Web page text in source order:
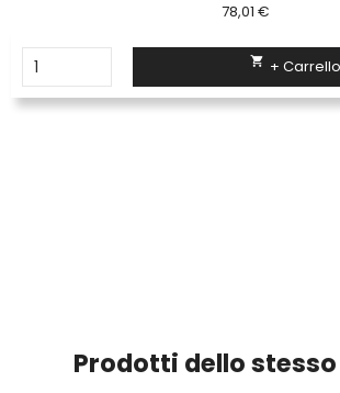
78,01 €
 + Carrello
Prodotti dello